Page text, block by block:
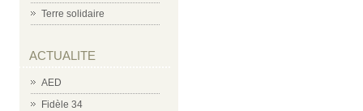
Terre solidaire
ACTUALITE
AED
Fidèle 34